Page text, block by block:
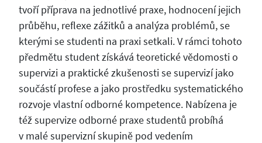
tvoří příprava na jednotlivé praxe, hodnocení jejich
průběhu, reflexe zážitků a analýza problémů, se
kterými se studenti na praxi setkali. V rámci tohoto
předmětu student získává teoretické vědomosti o
supervizi a praktické zkušenosti se supervizí jako
součástí profese a jako prostředku systematického
rozvoje vlastní odborné kompetence. Nabízena je
též supervize odborné praxe studentů probíhá
v malé supervizní skupině pod vedením